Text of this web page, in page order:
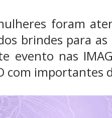
foram
brindes para
evento nas
com importantes